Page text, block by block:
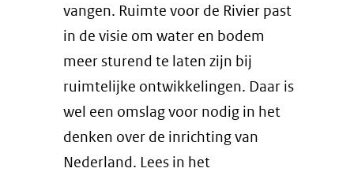
vangen. Ruimte voor de Rivier past
in de visie om water en bodem
meer sturend te laten zijn bij
ruimtelijke ontwikkelingen. Daar is
wel een omslag voor nodig in het
denken over de inrichting van
Nederland. Lees in het